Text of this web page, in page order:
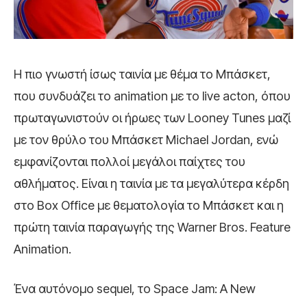
Η πιο γνωστή ίσως ταινία με θέμα το Μπάσκετ,
που συνδυάζει το animation με το live acton, όπου
πρωταγωνιστούν οι ήρωες των Looney Tunes μαζί
με τον θρύλο του Μπάσκετ Michael Jordan, ενώ
εμφανίζονται πολλοί μεγάλοι παίχτες του
αθλήματος. Είναι η ταινία με τα μεγαλύτερα κέρδη
στο Box Office με θεματολογία το Μπάσκετ και η
πρώτη ταινία παραγωγής της Warner Bros. Feature
Animation.
Ένα αυτόνομο sequel, το Space Jam: A New